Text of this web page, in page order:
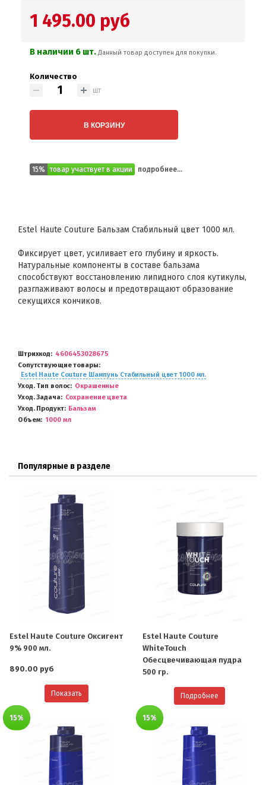
1 495.00 руб
В наличии 6 шт. Данный товар доступен для покупки.
Количество
шт
В КОРЗИНУ
15% товар участвует в акции подробнее...
Estel Haute Couture Бальзам Стабильный цвет 1000 мл.
Фиксирует цвет, усиливает его глубину и яркость.
Натуральные компоненты в составе бальзама
способствуют восстановлению липидного слоя кутикулы,
разглаживают волосы и предотвращают образование
секущихся кончиков.
Штрихкод
4606453028675
Сопутствующие товары
Estel Haute Couture Шампунь Стабильный цвет 1000 мл.
Уход. Тип волос
Окрашенные
Уход. Задача
Сохранение цвета
Уход. Продукт
Бальзам
Объем
1000 мл
Популярные в разделе
Estel Haute Couture Оксигент
9% 900 мл.
890.00 руб
Показать
Estel Haute Couture
WhiteTouch
Обесцвечивающая пудра
500 гр.
Подробнее
15% 15%